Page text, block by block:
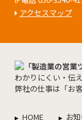
アクセスマップ
わかりにくい・伝
弊社の仕事は「お
HOME
お